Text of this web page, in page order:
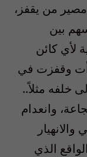
من يقفز،
بين
لأي كائن
وقفزت في
خلفه مثلاً..
وانعدام
الذي